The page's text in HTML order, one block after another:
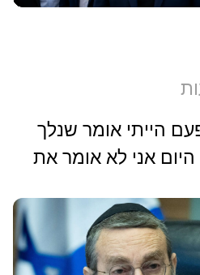
הייתי אומר שנלך
היום אני לא אומר את